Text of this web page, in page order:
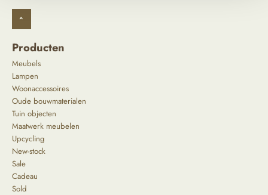
^
Producten
Meubels
Lampen
Woonaccessoires
Oude bouwmaterialen
Tuin objecten
Maatwerk meubelen
Upcycling
New-stock
Sale
Cadeau
Sold